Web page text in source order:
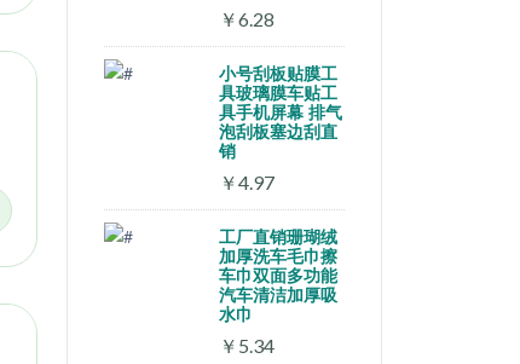
￥6.28
小号刮板贴膜工
具玻璃膜车贴工
具手机屏幕 排气
泡刮板塞边刮直
销
￥4.97
工厂直销珊瑚绒
加厚洗车毛巾擦
车巾双面多功能
汽车清洁加厚吸
水巾
￥5.34